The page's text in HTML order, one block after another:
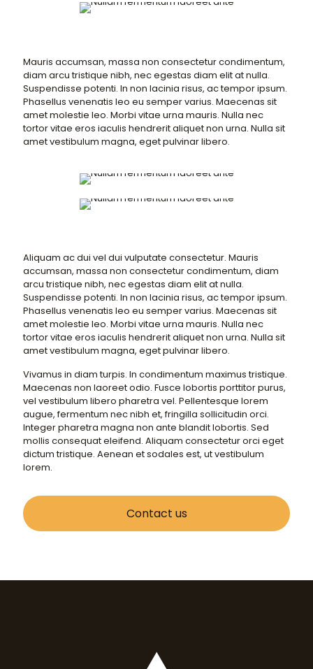
Mauris accumsan, massa non consectetur condimentum,
diam arcu tristique nibh, nec egestas diam elit at nulla.
Suspendisse potenti. In non lacinia risus, ac tempor ipsum.
Phasellus venenatis leo eu semper varius. Maecenas sit
amet molestie leo. Morbi vitae urna mauris. Nulla nec
tortor vitae eros iaculis hendrerit aliquet non urna. Nulla sit
amet vestibulum magna, eget pulvinar libero.
Aliquam ac dui vel dui vulputate consectetur. Mauris
accumsan, massa non consectetur condimentum, diam
arcu tristique nibh, nec egestas diam elit at nulla.
Suspendisse potenti. In non lacinia risus, ac tempor ipsum.
Phasellus venenatis leo eu semper varius. Maecenas sit
amet molestie leo. Morbi vitae urna mauris. Nulla nec
tortor vitae eros iaculis hendrerit aliquet non urna. Nulla sit
amet vestibulum magna, eget pulvinar libero.
Vivamus in diam turpis. In condimentum maximus tristique.
Maecenas non laoreet odio. Fusce lobortis porttitor purus,
vel vestibulum libero pharetra vel. Pellentesque lorem
augue, fermentum nec nibh et, fringilla sollicitudin orci.
Integer pharetra magna non ante blandit lobortis. Sed
mollis consequat eleifend. Aliquam consectetur orci eget
dictum tristique. Aenean et sodales est, ut vestibulum
lorem.
Contact us